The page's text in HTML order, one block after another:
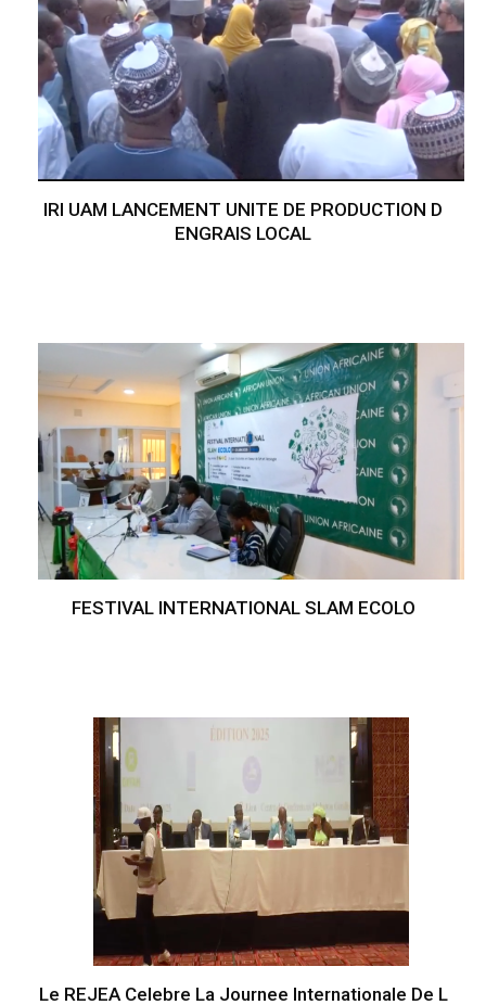
IRI UAM LANCEMENT UNITE DE PRODUCTION D
ENGRAIS LOCAL
FESTIVAL INTERNATIONAL SLAM ECOLO
Le REJEA Celebre La Journee Internationale De L